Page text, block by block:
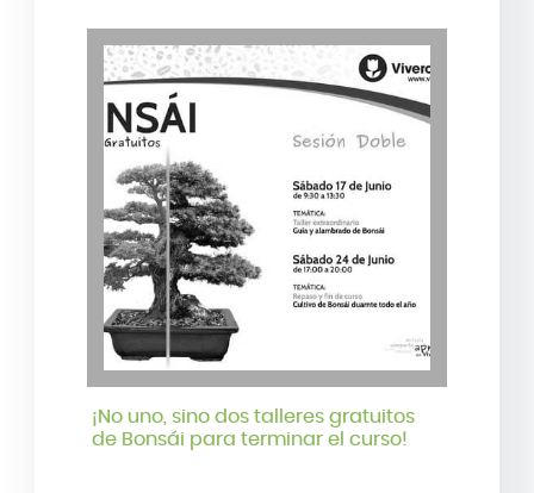
¡No uno, sino dos talleres gratuitos
de Bonsái para terminar el curso!